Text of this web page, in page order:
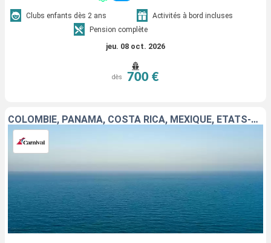
Clubs enfants dès 2 ans
Activités à bord incluses
Pension complète
jeu. 08 oct. 2026
dès 700 €
COLOMBIE, PANAMA, COSTA RICA, MEXIQUE, ÉTATS-UNIS